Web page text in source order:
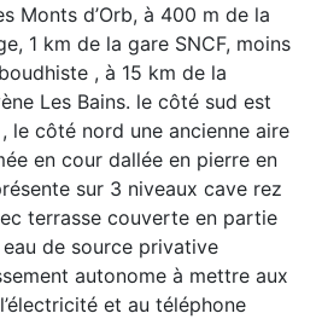
Monts d’Orb, à 400 m de la
1 km de la gare SNCF, moins
, à 15 km de la
Les Bains. le côté sud est
le côté nord une ancienne aire
en cour dallée en pierre en
sur 3 niveaux cave rez
terrasse couverte en partie
de source privative
autonome à mettre aux
et au téléphone